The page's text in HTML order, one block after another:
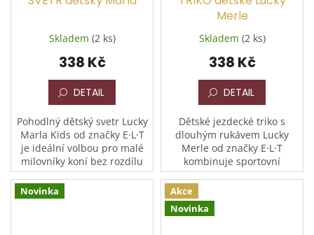
Skladem (2 ks)
338 Kč
DETAIL
Pohodlný dětský svetr Lucky
Marla Kids od značky E·L·T
je ideální volbou pro malé
milovníky koní bez rozdílu
pohlaví. Je vyroben z
extrémně měkkého a
„mazlivého“...
Merle
Skladem (2 ks)
338 Kč
DETAIL
Dětské jezdecké triko s
dlouhým rukávem Lucky
Merle od značky E·L·T
kombinuje sportovní
eleganci s maximálním
pohodlím. Díky moderní
žebrované optice a
kvalitnímu...
Novinka
Akce
Novinka